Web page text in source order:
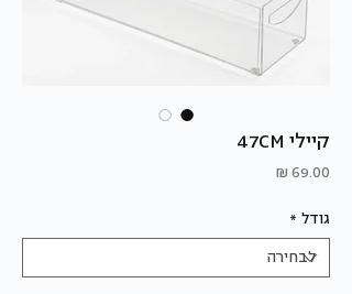
קיילי 47CM
גודל *